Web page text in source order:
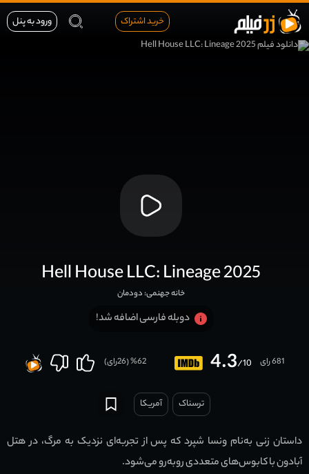
خرید اشتراک ورود به پنل
Hell House LLC: Lineage 2025
خانه جهنمی: دودمان
دوبله فارسی اضافه شد!
4.3/10 681 رای 62
% (
26رای)
ترسناک آمریکا
داستان زنی به‌نام ونسا شپرد که پس از تجربه‌ای نزدیک به مرگ، در هتل
آبادون با کابوس‌های متعددی روبه‌رو می‌شود.